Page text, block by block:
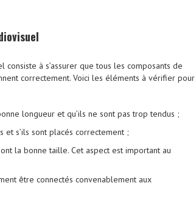
à s’assurer que tous les composants de
correctement. Voici les éléments à vérifier pour
longueur et qu’ils ne sont pas trop tendus ;
s’ils sont placés correctement ;
la bonne taille. Cet aspect est important au
être connectés convenablement aux